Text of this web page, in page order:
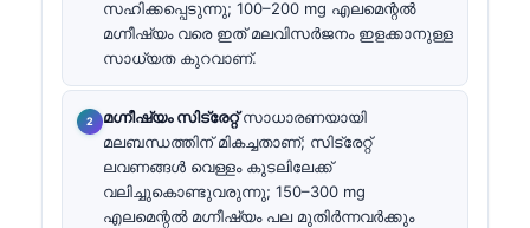
സഹിക്കപ്പെടുന്നു; 100–200 mg എലമെന്റൽ
മഗ്നീഷ്യം വരെ ഇത് മലവിസർജനം ഇളക്കാനുള്ള
സാധ്യത കുറവാണ്.
മഗ്നീഷ്യം സിട്രേറ്റ്സാധാരണയായി
മലബന്ധത്തിന് മികച്ചതാണ്; സിട്രേറ്റ്
ലവണങ്ങൾ വെള്ളം കുടലിലേക്ക്
വലിച്ചുകൊണ്ടുവരുന്നു; 150–300 mg
എലമെന്റൽ മഗ്നീഷ്യം പല മുതിർന്നവർക്കും